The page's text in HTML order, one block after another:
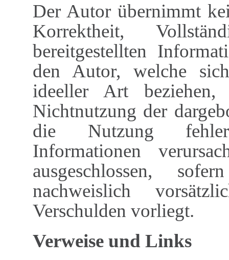
Der Autor übernimmt
Korrektheit,
bereitgestellten
den Autor, welche
ideeller Art
Nichtnutzung der
die Nutzung
Informationen
ausgeschlossen,
nachweislich
Verschulden vorliegt.
Verweise und Links